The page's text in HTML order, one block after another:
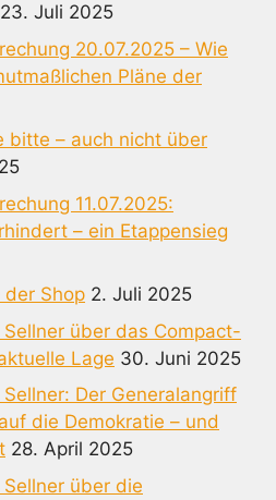
23. Juli 2025
20.07.2025 – Wie
Pläne der
bitte – auch nicht über
11.07.2025:
– ein Etappensieg
der Shop 2. Juli 2025
über das Compact-
Lage 30. Juni 2025
Der Generalangriff
die Demokratie – und
28. April 2025
über die